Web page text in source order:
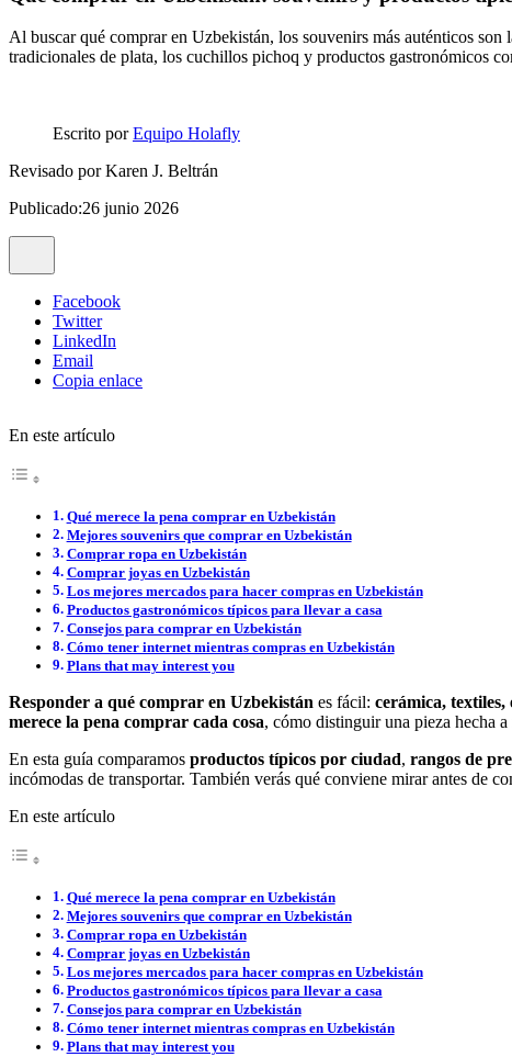
Al buscar qué comprar en Uzbekistán, los souvenirs más auténticos son
tradicionales de plata, los cuchillos pichoq y productos gastronómicos
Escrito porEquipo Holafly
Revisado porKaren J. Beltrán
Publicado:26 junio 2026
Facebook
Twitter
LinkedIn
Email
Copia enlace
En este artículo
Qué merece la pena comprar en Uzbekistán
Mejores souvenirs que comprar en Uzbekistán
Comprar ropa en Uzbekistán
Comprar joyas en Uzbekistán
Los mejores mercados para hacer compras en Uzbekistán
Productos gastronómicos típicos para llevar a casa
Consejos para comprar en Uzbekistán
Cómo tener internet mientras compras en Uzbekistán
Plans that may interest you
Responder a qué comprar en Uzbekistán es fácil: cerámica, textiles,
merece la pena comprar cada cosa, cómo distinguir una pieza hecha
En esta guía comparamos productos típicos por ciudad, rangos de
incómodas de transportar. También verás qué conviene mirar antes de
En este artículo
Qué merece la pena comprar en Uzbekistán
Mejores souvenirs que comprar en Uzbekistán
Comprar ropa en Uzbekistán
Comprar joyas en Uzbekistán
Los mejores mercados para hacer compras en Uzbekistán
Productos gastronómicos típicos para llevar a casa
Consejos para comprar en Uzbekistán
Cómo tener internet mientras compras en Uzbekistán
Plans that may interest you